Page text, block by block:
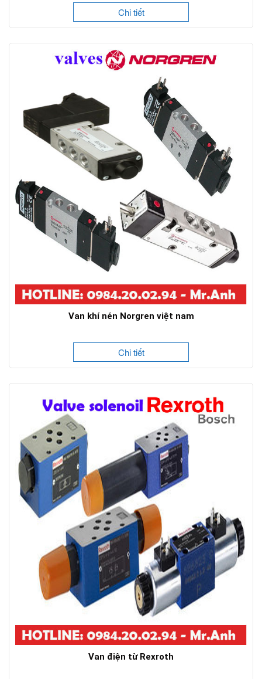
Chi tiết
Van khí nén Norgren việt nam
Chi tiết
Van điện từ Rexroth